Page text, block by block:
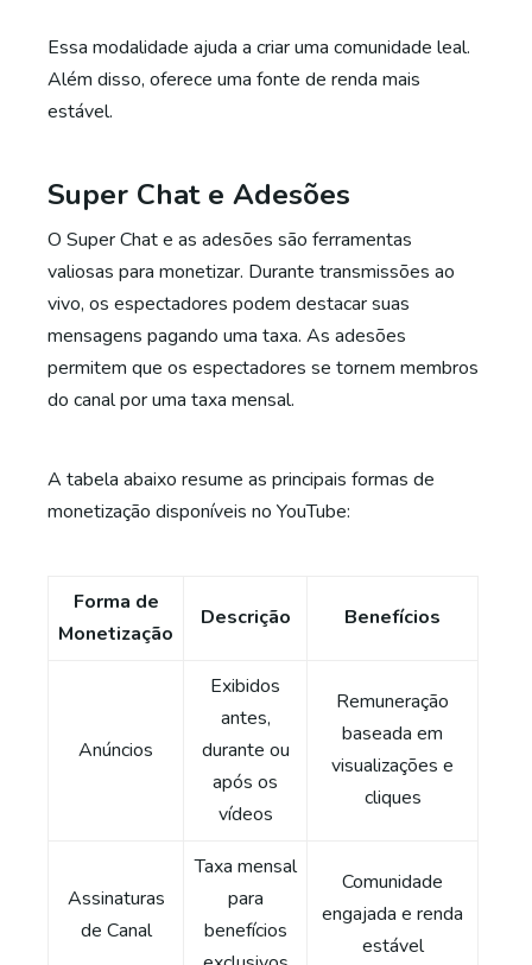
Essa modalidade ajuda a criar uma comunidade leal.
Além disso, oferece uma fonte de renda mais
estável.
Super Chat e Adesões
O Super Chat e as adesões são ferramentas
valiosas para monetizar. Durante transmissões ao
vivo, os espectadores podem destacar suas
mensagens pagando uma taxa. As adesões
permitem que os espectadores se tornem membros
do canal por uma taxa mensal.
A tabela abaixo resume as principais formas de
monetização disponíveis no YouTube:
Forma de
Monetização
Descrição Benefícios
Anúncios
Exibidos
antes,
durante ou
após os
vídeos
Remuneração
baseada em
visualizações e
cliques
Assinaturas
de Canal
Taxa mensal
para
benefícios
Comunidade
engajada e renda
estável